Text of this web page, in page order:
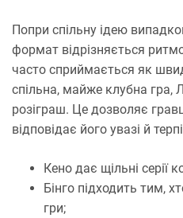
Попри спільну ідею
формат відрізняється
часто сприймається як
спільна, майже клубна гра,
розіграш. Це дозволяє
відповідає його увазі й
Кено дає щільні серії
Бінго підходить тим,
гри;